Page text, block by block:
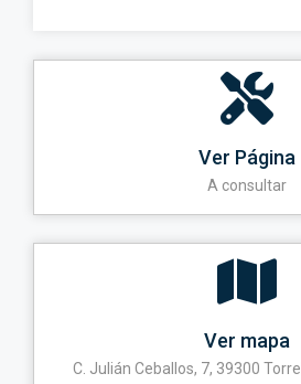
Ver Página
A consultar
Ver mapa
C. Julián Ceballos, 7, 39300